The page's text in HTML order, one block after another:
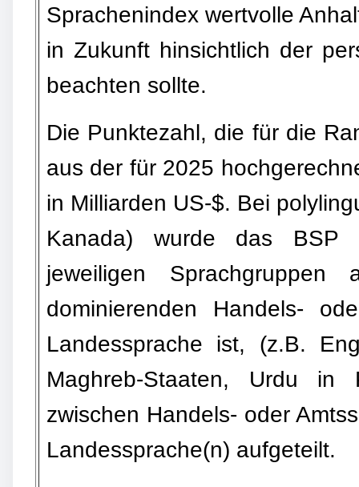
Sprachenindex wertvolle
in Zukunft hinsichtlich der
beachten sollte.
Die Punktezahl, die für die
aus der für 2025
in Milliarden US-$. Bei
Kanada) wurde das BSP
jeweiligen
dominierenden Handels-
Landessprache ist, (z.B.
Maghreb-Staaten, Urdu
zwischen Handels- oder
Landessprache(n) aufgeteilt.